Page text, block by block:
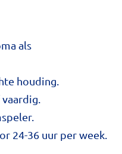
als
houding.
24-36 uur per week.